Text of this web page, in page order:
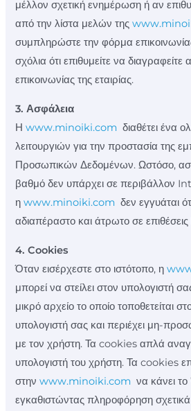
μέλλον σχετική ενημέρωση ή αν
από την λίστα μελών της
συμπληρώστε την φόρμα
σχόλια ότι επιθυμείτε να διαγραφείτε
επικοινωνίας της εταιρίας.
3. Ασφάλεια
Ηwww.minoiki.com διαθέτει ένα
λειτουργιών για την προστασία της
Προσωπικών Δεδομένων. Ωστόσο,
βαθμό δεν υπάρχει σε περιβάλλον
ηwww.minoiki.com δεν εγγυάται
αδιαπέραστο και άτρωτο σε
4. Cookies
Όταν εισέρχεστε στο ιστότοπο, η
μπορεί να στείλει στον υπολογιστή
μικρό αρχείο το οποίο τοποθετείται
υπολογιστή σας και περιέχει μη-
με τον χρήστη. Τα cookies απλά
υπολογιστή του χρήστη. Τα cookies
στηνwww.minoiki.com να κάνει
εγκαθιστώντας πληροφόρηση σχετικά